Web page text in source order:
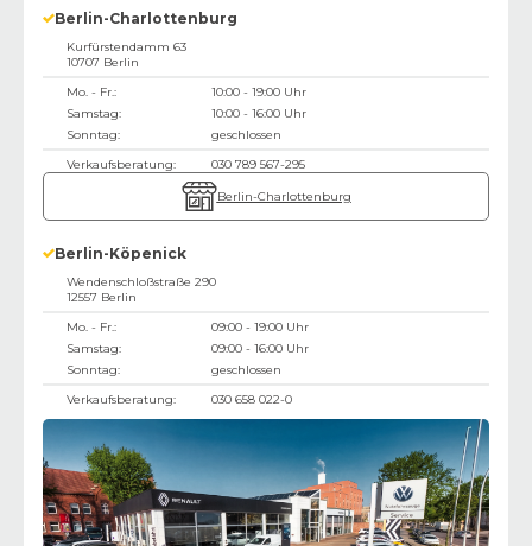
Berlin-Charlottenburg
Kurfürstendamm 63
10707 Berlin
Mo. - Fr.:
10:00 - 19:00 Uhr
Samstag:
10:00 - 16:00 Uhr
Sonntag:
geschlossen
Verkaufsberatung:
030 789 567-295
Berlin-Charlottenburg
Berlin-Köpenick
Wendenschloßstraße 290
12557 Berlin
Mo. - Fr.:
09:00 - 19:00 Uhr
Samstag:
09:00 - 16:00 Uhr
Sonntag:
geschlossen
Verkaufsberatung:
030 658 022-0